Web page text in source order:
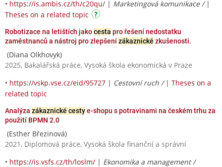
• https://is.ambis.cz/th/c20qu/ | Marketingová komunikace / |
Theses on a related topic
Robotizace na letištích jakocesta pro řešení nedostatku
zaměstnanců a nástroj pro zlepšenízákaznické zkušenosti.
(Diana Olkhovyk)
2025, Bakalářská práce, Vysoká škola ekonomická v Praze
• https://vskp.vse.cz/eid/95727 | Cestovní ruch / | Theses on a
related topic
Analýza zákaznické cestye-shopu s potravinami na českém trhu za
použití BPMN 2.0
(Esther Březinová)
2021, Diplomová práce, Vysoká škola finanční a správní
• https://is.vsfs.cz/th/loslm/ | Ekonomika a management /